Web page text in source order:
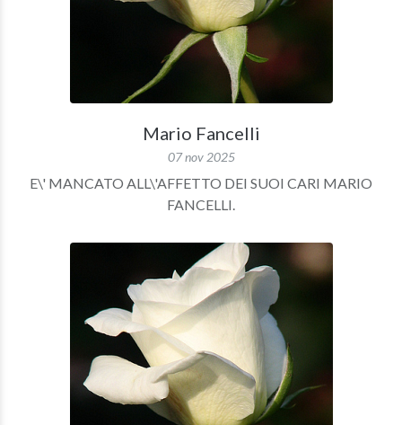
Mario Fancelli
07 nov 2025
E\' MANCATO ALL\'AFFETTO DEI SUOI CARI MARIO
FANCELLI.